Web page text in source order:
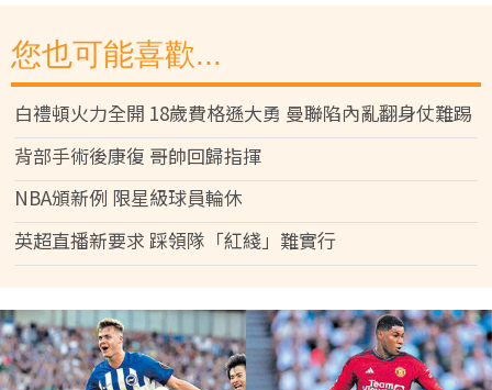
您也可能喜歡...
白禮頓火力全開 18歲費格遜大勇 曼聯陷內亂翻身仗難踢
背部手術後康復 哥帥回歸指揮
NBA頒新例 限星級球員輪休
英超直播新要求 踩領隊「紅綫」難實行